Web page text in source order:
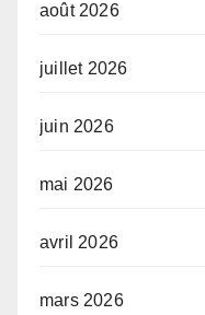
août 2026
juillet 2026
juin 2026
mai 2026
avril 2026
mars 2026